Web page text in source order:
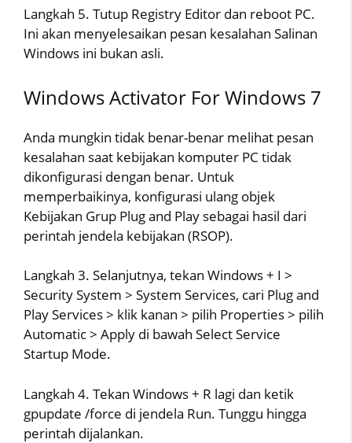
Langkah 5. Tutup Registry Editor dan reboot PC.
Ini akan menyelesaikan pesan kesalahan Salinan
Windows ini bukan asli.
Windows Activator For Windows 7
Anda mungkin tidak benar-benar melihat pesan
kesalahan saat kebijakan komputer PC tidak
dikonfigurasi dengan benar. Untuk
memperbaikinya, konfigurasi ulang objek
Kebijakan Grup Plug and Play sebagai hasil dari
perintah jendela kebijakan (RSOP).
Langkah 3. Selanjutnya, tekan Windows + I >
Security System > System Services, cari Plug and
Play Services > klik kanan > pilih Properties > pilih
Automatic > Apply di bawah Select Service
Startup Mode.
Langkah 4. Tekan Windows + R lagi dan ketik
gpupdate /force di jendela Run. Tunggu hingga
perintah dijalankan.